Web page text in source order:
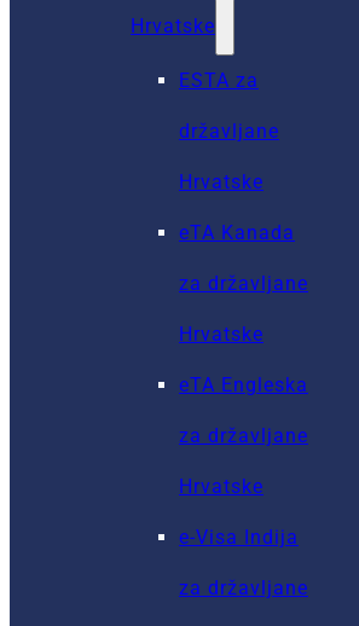
Hrvatske
ESTA za
državljane
Hrvatske
eTA Kanada
za državljane
Hrvatske
eTA Engleska
za državljane
Hrvatske
e-Visa Indija
za državljane